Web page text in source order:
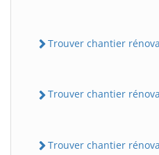
Trouver chantier
Trouver chantier
Trouver chantier